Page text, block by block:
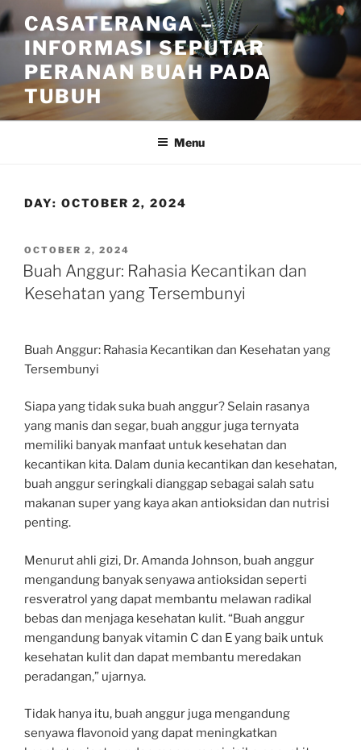
Skip
to
content
CASATERANGA –
INFORMASI SEPUTAR
PERANAN BUAH PADA
TUBUH
Menu
DAY: OCTOBER 2, 2024
POSTED
ON
OCTOBER 2, 2024
Buah Anggur: Rahasia Kecantikan dan
Kesehatan yang Tersembunyi
Buah Anggur: Rahasia Kecantikan dan Kesehatan yang
Tersembunyi
Siapa yang tidak suka buah anggur? Selain rasanya
yang manis dan segar, buah anggur juga ternyata
memiliki banyak manfaat untuk kesehatan dan
kecantikan kita. Dalam dunia kecantikan dan kesehatan,
buah anggur seringkali dianggap sebagai salah satu
makanan super yang kaya akan antioksidan dan nutrisi
penting.
Menurut ahli gizi, Dr. Amanda Johnson, buah anggur
mengandung banyak senyawa antioksidan seperti
resveratrol yang dapat membantu melawan radikal
bebas dan menjaga kesehatan kulit. “Buah anggur
mengandung banyak vitamin C dan E yang baik untuk
kesehatan kulit dan dapat membantu meredakan
peradangan,” ujarnya.
Tidak hanya itu, buah anggur juga mengandung
senyawa flavonoid yang dapat meningkatkan